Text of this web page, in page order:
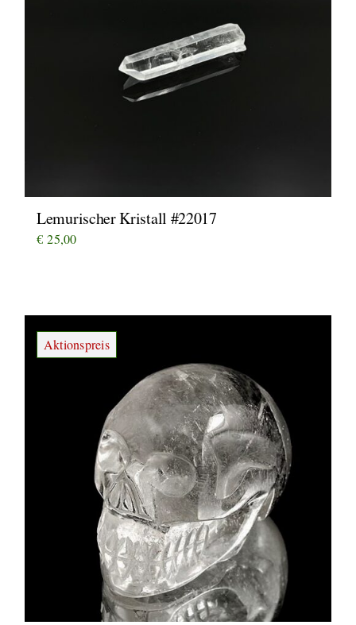
Lemurischer Kristall #22017
€ 25,00
Aktionspreis